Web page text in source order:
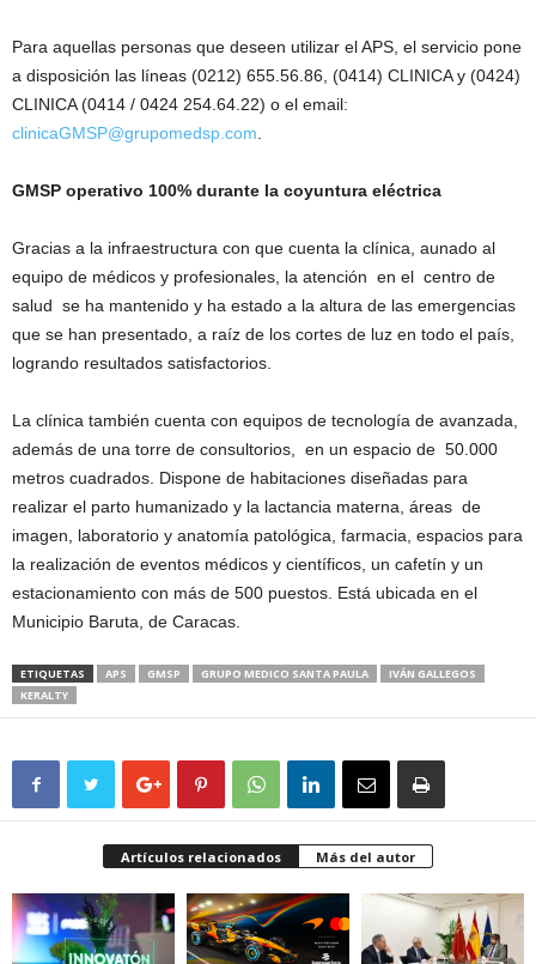
Para aquellas personas que deseen utilizar el APS, el servicio pone
a disposición las líneas (0212) 655.56.86, (0414) CLINICA y (0424)
CLINICA (0414 / 0424 254.64.22) o el email:
clinicaGMSP@grupomedsp.com
GMSP operativo 100% durante la coyuntura eléctrica
Gracias a la infraestructura con que cuenta la clínica, aunado al
equipo de médicos y profesionales, la atención en el centro de
salud se ha mantenido y ha estado a la altura de las emergencias
que se han presentado, a raíz de los cortes de luz en todo el país,
logrando resultados satisfactorios.
La clínica también cuenta con equipos de tecnología de avanzada,
además de una torre de consultorios, en un espacio de 50.000
metros cuadrados. Dispone de habitaciones diseñadas para
realizar el parto humanizado y la lactancia materna, áreas de
imagen, laboratorio y anatomía patológica, farmacia, espacios para
la realización de eventos médicos y científicos, un cafetín y un
estacionamiento con más de 500 puestos. Está ubicada en el
Municipio Baruta, de Caracas.
ETIQUETAS APS GMSP GRUPO MEDICO SANTA PAULA
IVÁN GALLEGOS
KERALTY
Artículos relacionados Más del autor